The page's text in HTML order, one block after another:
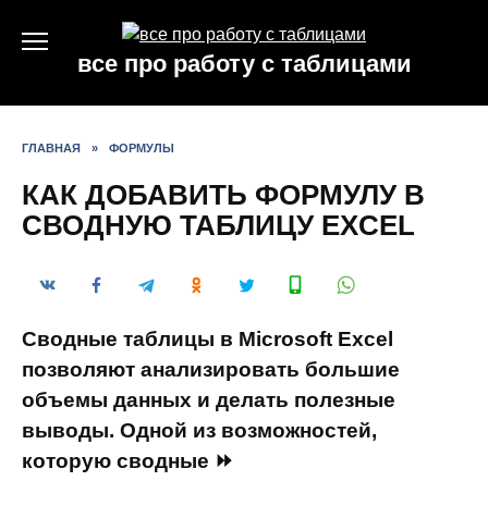
содержаниювсе про работу с таблицами
ГЛАВНАЯ » ФОРМУЛЫ
КАК ДОБАВИТЬ ФОРМУЛУ В
СВОДНУЮ ТАБЛИЦУ EXCEL
Сводные таблицы в Microsoft Excel
позволяют анализировать большие
объемы данных и делать полезные
выводы. Одной из возможностей,
которую сводные ⏩